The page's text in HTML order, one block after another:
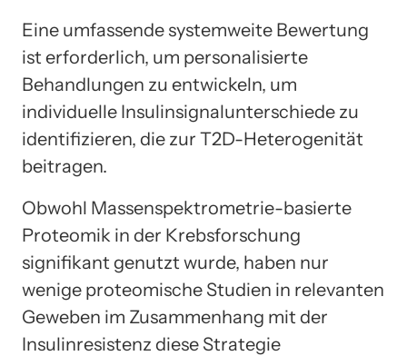
Eine umfassende systemweite Bewertung
ist erforderlich, um personalisierte
Behandlungen zu entwickeln, um
individuelle Insulinsignalunterschiede zu
identifizieren, die zur T2D-Heterogenität
beitragen.
Obwohl Massenspektrometrie-basierte
Proteomik in der Krebsforschung
signifikant genutzt wurde, haben nur
wenige proteomische Studien in relevanten
Geweben im Zusammenhang mit der
Insulinresistenz diese Strategie